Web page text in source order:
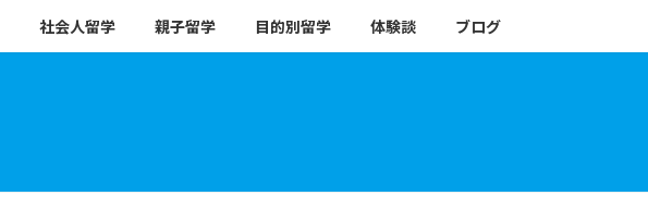
社会人留学 親子留学 目的別留学 体験談 ブログ